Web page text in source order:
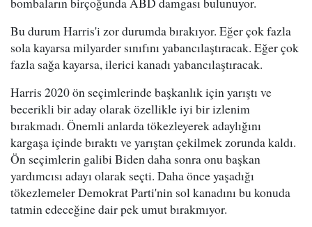
Bu durum Harris'i zor durumda bırakıyor. Eğer çok fazla
sola kayarsa milyarder sınıfını yabancılaştıracak. Eğer çok
fazla sağa kayarsa, ilerici kanadı yabancılaştıracak.
Harris 2020 ön seçimlerinde başkanlık için yarıştı ve
becerikli bir aday olarak özellikle iyi bir izlenim
bırakmadı. Önemli anlarda tökezleyerek adaylığını
kargaşa içinde bıraktı ve yarıştan çekilmek zorunda kaldı.
Ön seçimlerin galibi Biden daha sonra onu başkan
yardımcısı adayı olarak seçti. Daha önce yaşadığı
tökezlemeler Demokrat Parti'nin sol kanadını bu konuda
tatmin edeceğine dair pek umut bırakmıyor.